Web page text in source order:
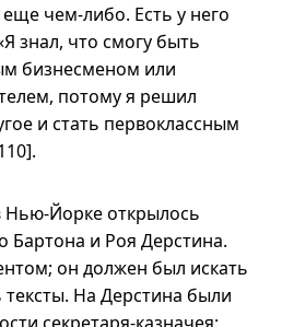
чем-либо. Есть у него
знал, что смогу быть
бизнесменом или
потому я решил
и стать первоклассным
Нью-Йорке открылось
Бартона и Роя Дерстина.
он должен был искать
тексты. На Дерстина были